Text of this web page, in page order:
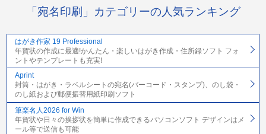
「宛名印刷」カテゴリーの人気ランキング
はがき作家 19 Professional
年賀状の作成に最適!かんたん・楽しいはがき作成・住所録ソフト フォ
ントやテンプレートも充実!
Aprint
封筒・はがき・ラベルシートの宛名(バーコード・スタンプ)、のし袋・
のし紙および郵便振替用紙印刷ソフト
筆楽名人2026 for Win
年賀状や日々の挨拶状を簡単に作成できるパソコンソフト デザインはメ
ール等で送信も可能